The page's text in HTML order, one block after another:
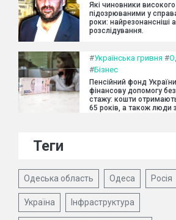
Які чиновники
підозрюваними у
роки: найрезонансніші
розслідування.
#Українська гривня #
#Бізнес
Пенсійний фонд
фінансову допомогу
стажу: кошти
65 років, а також люди
Теги
Одеська область Одеса Росія
Україна Інфраструктура